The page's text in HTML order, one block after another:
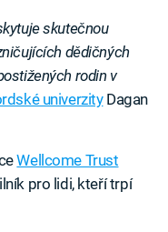
skutečnou
dědičných
rodin v
univerzityDagan
Wellcome Trust
pro lidi, kteří trpí